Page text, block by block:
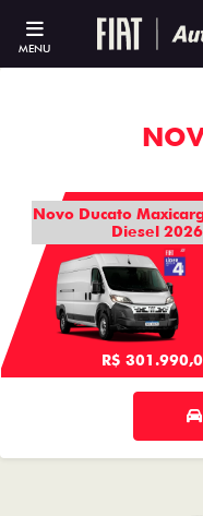
MENU
Novo Ducato
Diesel 2026
R$